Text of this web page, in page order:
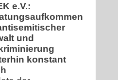
e.V.:
und
konstant